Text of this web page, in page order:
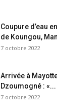
Coupure d’eau
de Koungou,
7 octobre 2022
Arrivée à
Dzoumogné : «...
7 octobre 2022